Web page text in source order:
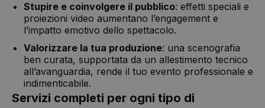
Stupire e coinvolgere il pubblico: effetti speciali e
proiezioni video aumentano l’engagement e
l’impatto emotivo dello spettacolo.
Valorizzare la tua produzione: una scenografia
ben curata, supportata da un allestimento tecnico
all’avanguardia, rende il tuo evento professionale e
indimenticabile.
Servizi completi per ogni tipo di